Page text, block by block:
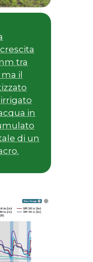
tra
il
in
di un